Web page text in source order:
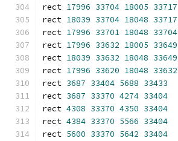
rect 17996 33704 18005 33717
rect 18039 33704 18048 33717
rect 17996 33701 18048 33704
rect 17996 33632 18005 33649
rect 18039 33632 18048 33649
rect 17996 33620 18048 33632
rect 3687 33404 5688 33433
rect 3687 33370 4274 33404
rect 4308 33370 4350 33404
rect 4384 33370 5566 33404
rect 5600 33370 5642 33404